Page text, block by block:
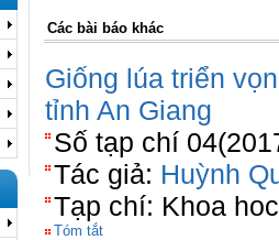
Các bài báo khác
Giống lúa triển
tỉnh An Giang
Số tạp chí
Tác giả: Huỳnh
Tạp chí: Khoa
Tóm tắt